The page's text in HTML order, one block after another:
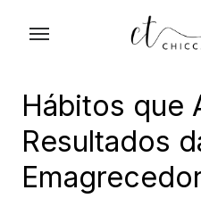
Hábitos que
Resultados